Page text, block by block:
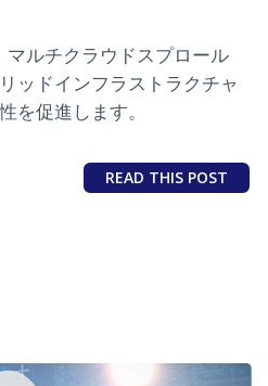
ルチクラウドスプロール
ッドインフラストラクチャ
を促進します。
READ THIS POST